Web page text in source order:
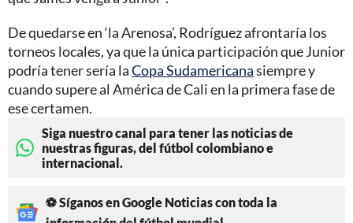
De quedarse en ‘la Arenosa’, Rodríguez afrontaría los
torneos locales, ya que la única participación que Junior
podría tener sería laCopa Sudamericanasiempre y
cuando supere al América de Cali en la primera fase de
ese certamen.
Siga nuestro canal para tener las noticias de
nuestras figuras, del fútbol colombiano e
internacional.
⚽ Síganos en Google Noticias con toda la